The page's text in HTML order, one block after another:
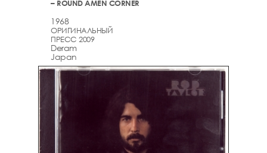
– ROUND AMEN CORNER
1968
ОРИГИНАЛЬНЫЙ
ПРЕСС 2009
Deram
Japan